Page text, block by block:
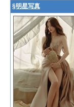
§明星写真